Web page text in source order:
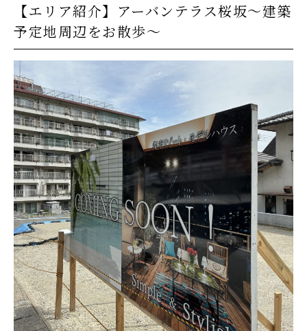
【エリア紹介】アーバンテラス桜坂〜建築
予定地周辺をお散歩〜